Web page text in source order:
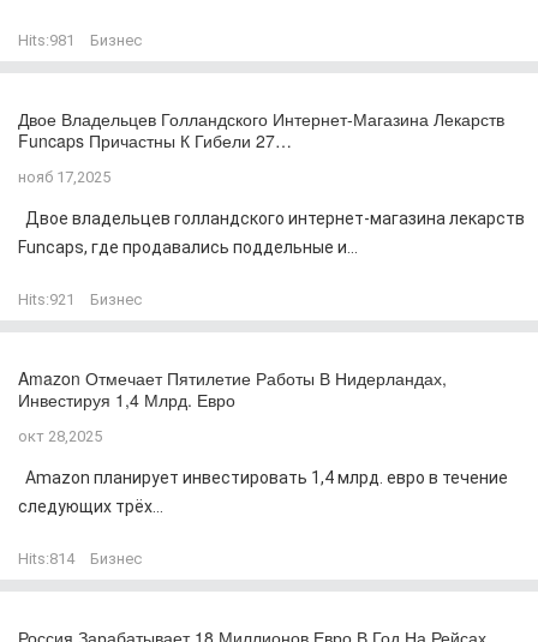
Hits:981 Бизнес
Двое Владельцев Голландского Интернет-Магазина Лекарств
Funcaps Причастны К Гибели 27…
нояб 17,2025
Двое владельцев голландского интернет-магазина лекарств
Funcaps, где продавались поддельные и...
Hits:921 Бизнес
Amazon Отмечает Пятилетие Работы В Нидерландах,
Инвестируя 1,4 Млрд. Евро
окт 28,2025
Amazon планирует инвестировать 1,4 млрд. евро в течение
следующих трёх...
Hits:814 Бизнес